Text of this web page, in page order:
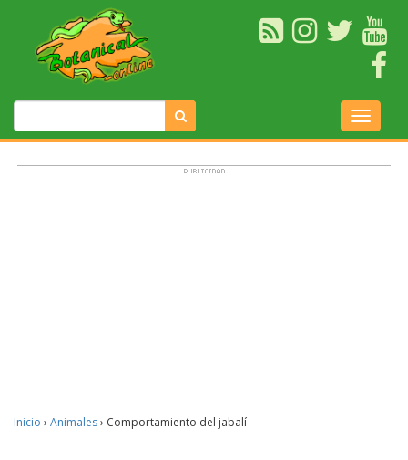
Inicio › Animales› Comportamiento del jabalí